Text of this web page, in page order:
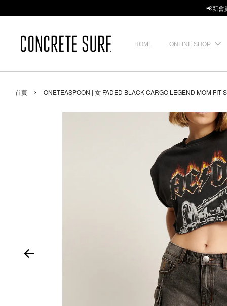
📢新會
HOME ONLINE SHOP
首頁 › ONETEASPOON | 女 FADED BLACK CARGO LEGEND MOM FIT